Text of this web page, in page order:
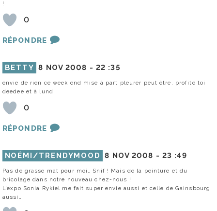
!
0
RÉPONDRE
BETTY 8 NOV 2008 - 22 :35
envie de rien ce week end mise à part pleurer peut être. profite toi
deedee et à lundi
0
RÉPONDRE
NOÉMI/TRENDYMOOD 8 NOV 2008 - 23 :49
Pas de grasse mat pour moi… Snif ! Mais de la peinture et du
bricolage dans notre nouveau chez-nous !
L’expo Sonia Rykiel me fait super envie aussi et celle de Gainsbourg
aussi…